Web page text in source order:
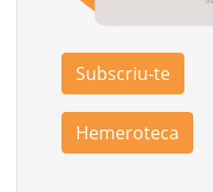
Subscriu-te
Hemeroteca